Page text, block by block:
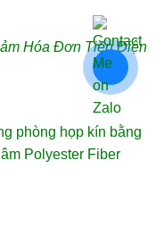
Hóa Đơn Tiền Điện